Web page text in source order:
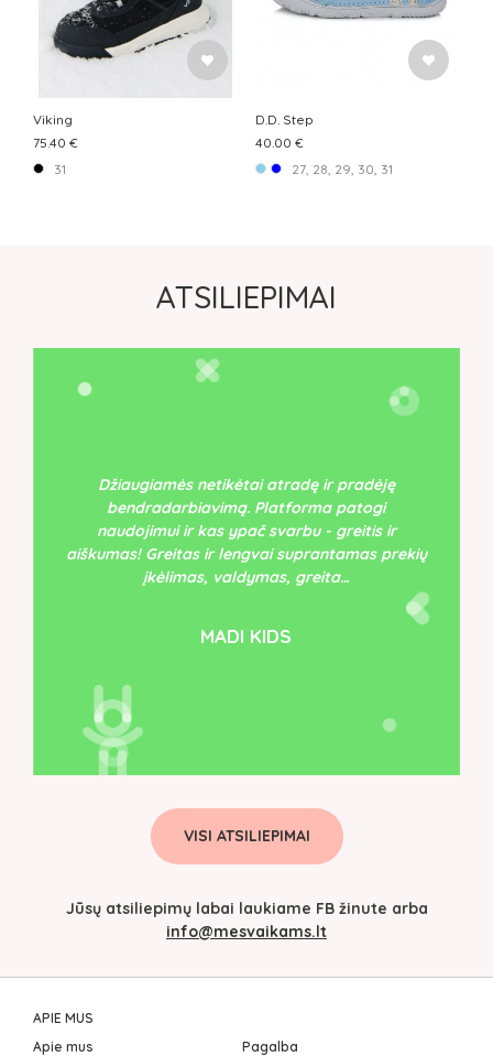
Viking
75.40 €
31
D.D. Step
40.00 €
27, 28, 29, 30, 31
ATSILIEPIMAI
Džiaugiamės netikėtai atradę ir pradėję
bendradarbiavimą. Platforma patogi
naudojimui ir kas ypač svarbu - greitis ir
aiškumas! Greitas ir lengvai suprantamas prekių
įkėlimas, valdymas, greita…
MADI KIDS
VISI ATSILIEPIMAI
Jūsų atsiliepimų labai laukiame FB žinute arba
info@mesvaikams.lt
APIE MUS
Apie mus
Pagalba